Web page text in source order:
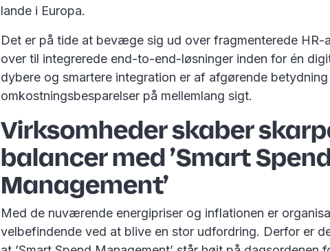
lande i Europa.
Det er på tide at bevæge sig ud over fragmenterede HR-
over til integrerede end-to-end-løsninger inden for én
dybere og smartere integration er af afgørende
omkostningsbesparelser på mellemlang sigt.
Virksomheder skaber
balancer med ’Smart
Management’
Med de nuværende energipriser og inflationen er
velbefindende ved at blive en stor udfordring. Derfor er